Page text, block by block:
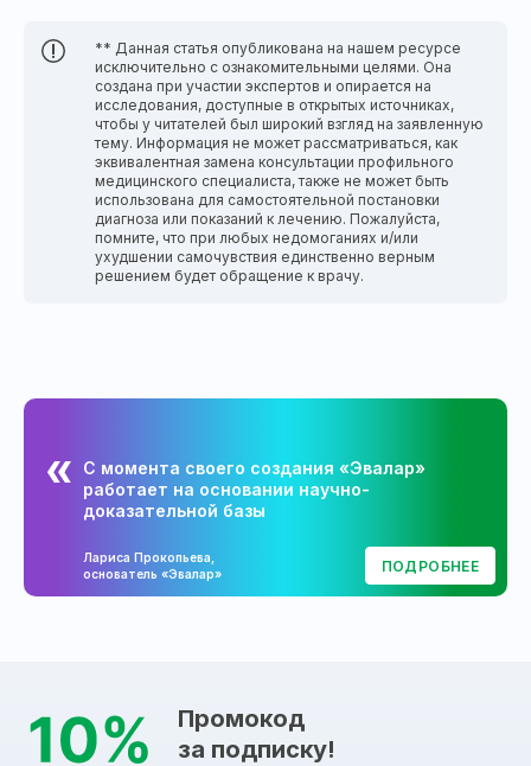
** Данная статья опубликована на нашем ресурсе
исключительно с ознакомительными целями. Она
создана при участии экспертов и опирается на
исследования, доступные в открытых источниках,
чтобы у читателей был широкий взгляд на заявленную
тему. Информация не может рассматриваться, как
эквивалентная замена консультации профильного
медицинского специалиста, также не может быть
использована для самостоятельной постановки
диагноза или показаний к лечению. Пожалуйста,
помните, что при любых недомоганиях и/или
ухудшении самочувствия единственно верным
решением будет обращение к врачу.
С момента своего создания «Эвалар»
работает на основании научно-
доказательной базы
Лариса Прокопьева,
основатель «Эвалар»
ПОДРОБНЕЕ
Промокод
за подписку!